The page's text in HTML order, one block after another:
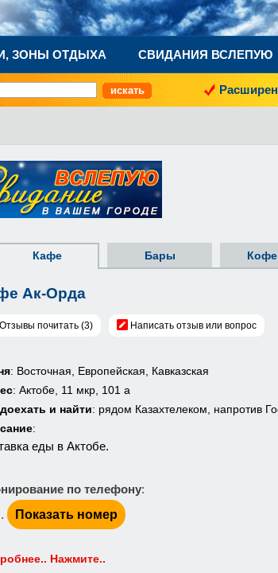
ЗОНЫ ОТДЫХА СВИДАНИЯ ВСЛЕПУЮ
Кафе Бары
Ак-Орда
Отзывы почитать (3) Написать отзыв или вопрос
: Восточная, Европейская, Кавказская
: Актобе, 11 мкр, 101 а
и найти: рядом Казахтелеком, напротив
:
еды в Актобе.
по телефону:
Показать номер
Нажмите..